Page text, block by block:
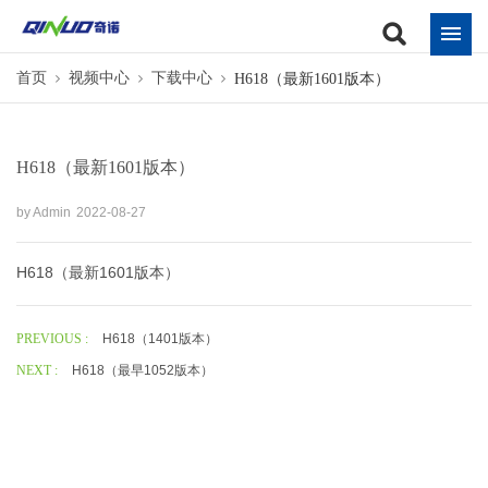
首页 视频中心 下载中心 H618（最新1601版本）
H618（最新1601版本）
by Admin 2022-08-27
H618（最新1601版本）
PREVIOUS : H618（1401版本）
NEXT : H618（最早1052版本）